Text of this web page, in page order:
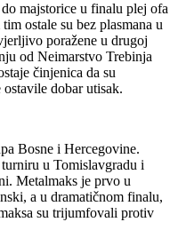
majstorice u finalu plej ofa
ostale su bez plasmana u
poražene u drugoj
od Neimarstvo Trebinja
činjenica da su
dobar utisak.
Bosne i Hercegovine.
u Tomislavgradu i
Metalmaks je prvo u
a u dramatičnom finalu,
su trijumfovali protiv